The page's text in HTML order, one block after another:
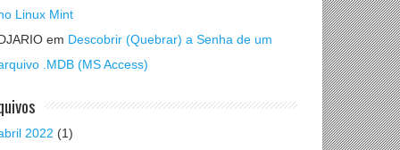
Linux Mint
em Descobrir (Quebrar) a Senha de um
.MDB (MS Access)
2022 (1)